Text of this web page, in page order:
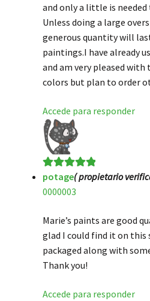
and only a little is
Unless doing a large
generous quantity will
paintings.I have already
and am very pleased
colors but plan to order
Accede para responder
Valorado en5
de 5
potage( propietario
0000003
Marie’s paints are good
glad I could find it on
packaged along with
Thank you!
Accede para responder